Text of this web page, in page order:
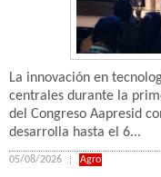
La innovación en
centrales durante la
del Congreso Aapresid
desarrolla hasta el 6...
05/08/2026 Agro